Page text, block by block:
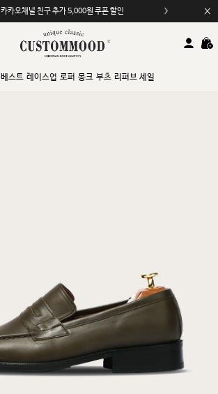
카카오채널 친구 추가 5,000원 쿠폰 할인
모바일 앱 자동 2,000원 할인
베스트 레이스업 로퍼 몽크 부츠 리퍼브 세일